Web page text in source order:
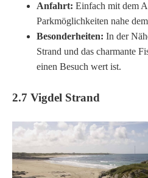
Anfahrt: Einfach mit dem
Parkmöglichkeiten nahe
Besonderheiten: In der
Strand und das charmante
einen Besuch wert ist.
2.7 Vigdel Strand